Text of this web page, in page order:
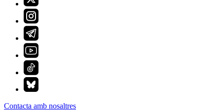
Contacta amb nosaltres